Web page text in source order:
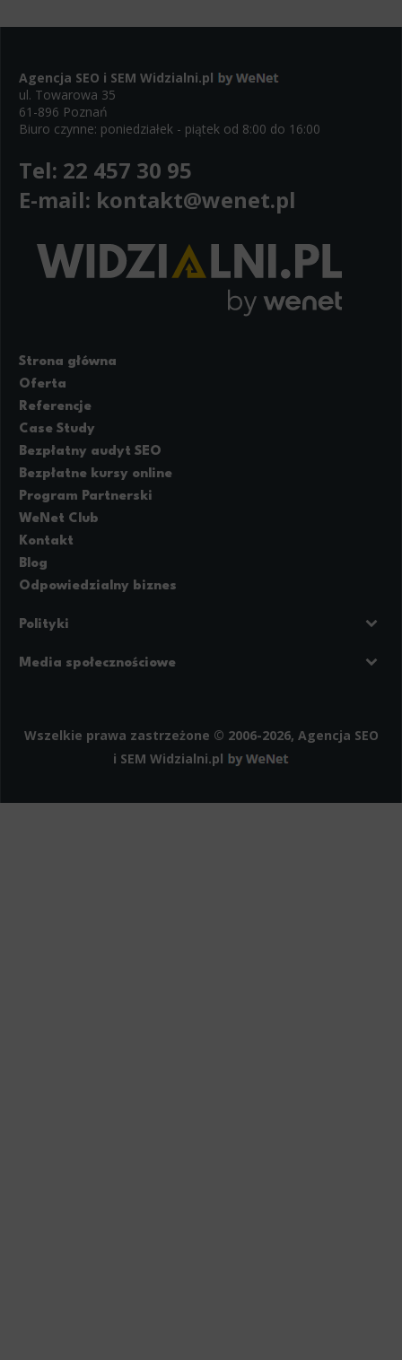
Agencja SEO i SEM Widzialni.pl
ul. Towarowa 35
61-896 Poznań
Biuro czynne: poniedziałek - piątek od 8:00 do 16:00
Tel: 22 457 30 95
E-mail: kontakt@wenet.pl
Strona główna
Oferta
Referencje
Case Study
Bezpłatny audyt SEO
Bezpłatne kursy online
Program Partnerski
WeNet Club
Kontakt
Blog
Odpowiedzialny biznes
Polityki
Regulamin strony
Media społecznościowe
Wszelkie prawa zastrzeżone © 2006-2026, Agencja SEO
i SEM Widzialni.pl